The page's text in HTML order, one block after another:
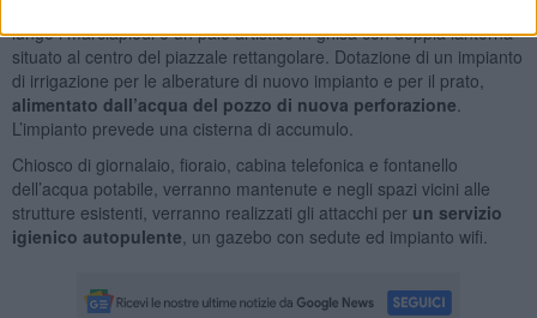
lungo i marciapiedi e un palo artistico in ghisa con doppia lanterna
situato al centro del piazzale rettangolare. Dotazione di un impianto
di irrigazione per le alberature di nuovo impianto e per il prato,
alimentato dall’acqua del pozzo di nuova perforazione
L’impianto prevede una cisterna di accumulo.
Chiosco di giornalaio, fioraio, cabina telefonica e fontanello
dell’acqua potabile, verranno mantenute e negli spazi vicini alle
strutture esistenti, verranno realizzati gli attacchi perun servizio
igienico autopulente , un gazebo con sedute ed impianto wifi.